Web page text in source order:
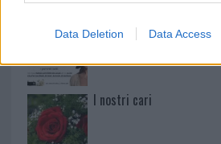
Data Deletion Data Access
Milena Pisano
I nostri cari